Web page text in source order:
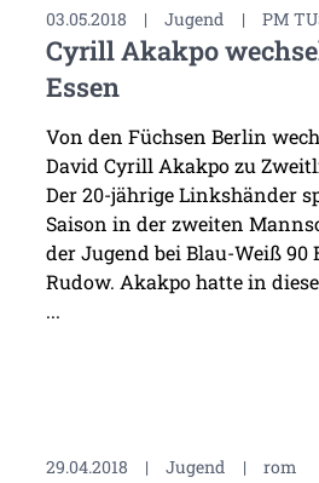
03.05.2018 | Jugend | PM
Cyrill Akakpo
Essen
Von den Füchsen Berlin
David Cyrill Akakpo zu
Der 20-jährige Linkshänder
Saison in der zweiten
der Jugend bei Blau-Weiß 90
Rudow. Akakpo hatte in
...
29.04.2018 | Jugend | rom